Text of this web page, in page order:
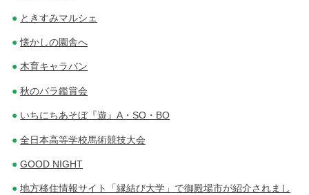
ときすみマルシェ
懐かしの園舎へ
木育キャラバン
秋のバラ鑑賞会
いちにちあそぼ『遊』A・SO・BO
全日本高等学校馬術競技大会
GOOD NIGHT
地方移住情報サイト「縁結び大学」で御殿場市が紹介されまし